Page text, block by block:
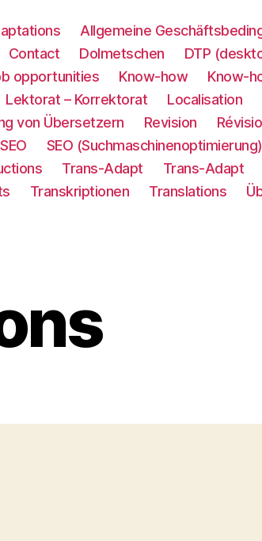
Allgemeine
Contact Dolmetschen
DTP
opportunities Know-how Know-
Lektorat – Korrektorat Localisation
von Übersetzern Revision
SEO SEO (Suchmaschinenoptimierung)
Trans-Adapt Trans-Adapt
Transkriptionen Translations